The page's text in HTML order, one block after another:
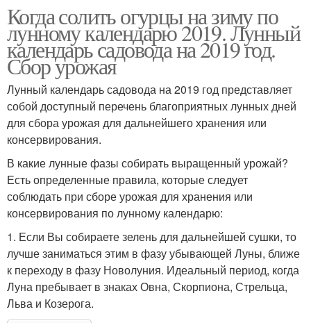
Когда солить огурцы на зиму по
лунному календарю 2019. Лунный
календарь садовода на 2019 год.
Сбор урожая
Лунный календарь садовода на 2019 год представляет
собой доступный перечень благоприятных лунных дней
для сбора урожая для дальнейшего хранения или
консервирования.
В какие лунные фазы собирать выращенный урожай?
Есть определенные правила, которые следует
соблюдать при сборе урожая для хранения или
консервирования по лунному календарю:
1. Если Вы собираете зелень для дальнейшей сушки, то
лучше заниматься этим в фазу убывающей Луны, ближе
к переходу в фазу Новолуния. Идеальный период, когда
Луна пребывает в знаках Овна, Скорпиона, Стрельца,
Льва и Козерога.